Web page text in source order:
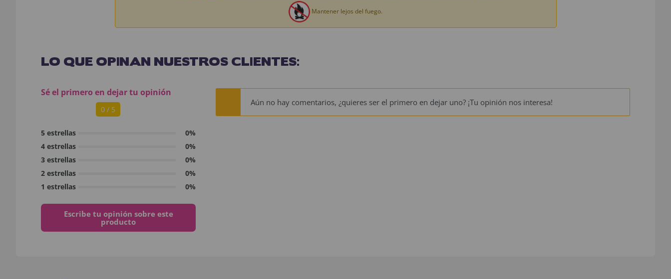
Mantener lejos del fuego.
LO QUE OPINAN NUESTROS CLIENTES:
Sé el primero en dejar tu opinión
0 / 5
5 estrellas
0%
4 estrellas
0%
3 estrellas
0%
2 estrellas
0%
1 estrellas
0%
Escribe tu opinión sobre este
producto
Aún no hay comentarios, ¿quieres ser el primero en dejar uno? ¡Tu opinión nos interesa!